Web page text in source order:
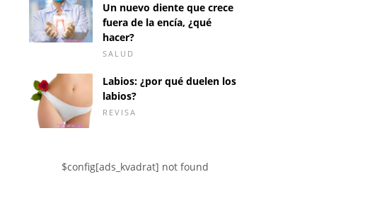
Un nuevo diente que crece
fuera de la encía, ¿qué
hacer?
SALUD
Labios: ¿por qué duelen los
labios?
REVISA
$config[ads_kvadrat] not found